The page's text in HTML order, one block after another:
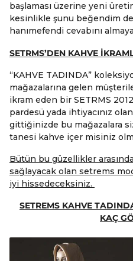
başlaması üzerine yeni
kesinlikle şunu beğendim
hanımefendi cevabını
SETRMS’DEN KAHVE
“KAHVE TADINDA”
mağazalarına gelen
ikram eden bir SETRMS
pardesü yada ihtiyacınız
gittiğinizde bu mağazalara
tanesi kahve içer misiniz
Bütün bu güzellikler
sağlayacak olan setrems
iyi hissedeceksiniz.
SETREMS KAHVE
KAÇ